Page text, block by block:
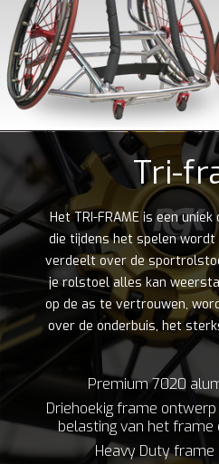
Tri-
Het TRI-FRAME is een
die tijdens het spelen
verdeelt over de
je rolstoel alles kan
op de as te vertrouwen,
over de onderbuis, het
Premium 7020
Driehoekig frame ontwerp
belasting van het
Heavy Duty frame